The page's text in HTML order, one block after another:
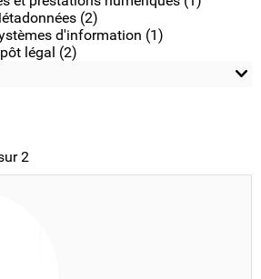
(2)
d'information (1)
légal (2)
2